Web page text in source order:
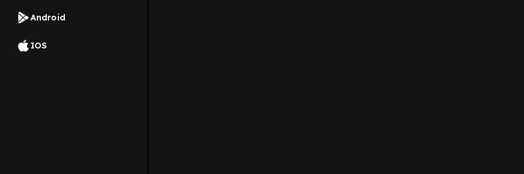
Android
IOS